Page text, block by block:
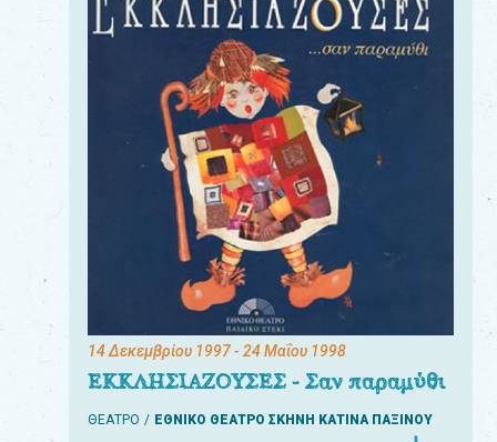
14 Δεκεμβρίου 1997- 24 Μαΐου 1998
ΕΚΚΛΗΣΙΑΖΟΥΣΕΣ - Σαν παραμύθι
ΘΕΑΤΡΟ ΕΘΝΙΚΟ ΘΕΑΤΡΟ ΣΚΗΝΗ ΚΑΤΙΝΑ ΠΑΞΙΝΟΥ